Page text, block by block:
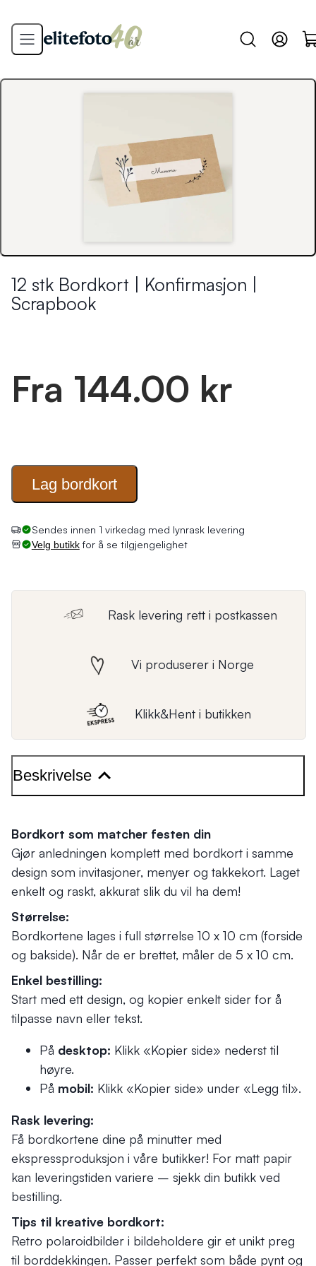
12 stk Bordkort | Konfirmasjon |
Scrapbook
Fra 144.00 kr
Lag bordkort
Velg butikkfor å se tilgjengelighet
Rask levering rett i postkassen
Vi produserer i Norge
Klikk&Hent i butikken
Beskrivelse
Bordkort som matcher festen din
Gjør anledningen komplett med bordkort i samme
design som invitasjoner, menyer og takkekort. Laget
enkelt og raskt, akkurat slik du vil ha dem!
Størrelse:
Bordkortene lages i full størrelse 10 x 10 cm (forside
og bakside). Når de er brettet, måler de 5 x 10 cm.
Enkel bestilling:
Start med ett design, og kopier enkelt sider for å
tilpasse navn eller tekst.
På desktop: Klikk «Kopier side» nederst til
høyre.
På mobil: Klikk «Kopier side» under «Legg til».
Rask levering:
Få bordkortene dine på minutter med
ekspressproduksjon i våre butikker! For matt papir
kan leveringstiden variere – sjekk din butikk ved
bestilling.
Tips til kreative bordkort:
Retro polaroidbilder i bildeholdere gir et unikt preg
til borddekkingen. Passer perfekt som både pynt og